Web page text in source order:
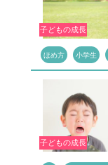
子どもの成長
ほめ方 小学生
子どもの成長